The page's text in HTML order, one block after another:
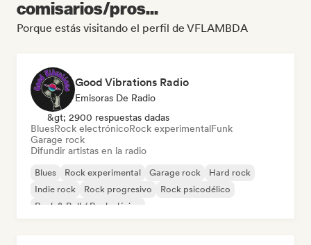
comisarios/pros...
Porque estás visitando el perfil de VFLAMBDA
Good Vibrations Radio
Emisoras De Radio
&gt; 2900 respuestas dadas
BluesRock electrónicoRock experimentalFunk
Garage rock
Difundir artistas en la radio
Blues Rock experimental Garage rock
Hard rock
Indie rock
Rock progresivo
Rock psicodélico
Rock & Roll / Rock clásico